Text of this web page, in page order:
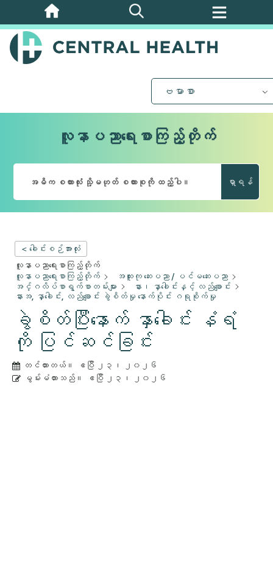
အဓိက
အကြောင်းအရာ
သို့
ဗမာစာ
လူနာပညာရေးစာကြည့်တိုက်
ရှာရန်
< ခေါင်းစဉ်အားလုံး
လူနာပညာရေးစာကြည့်တိုက်
လူနာပညာရေးစာကြည့်တိုက်
အထူးကု ဆေးပညာ / ပင်မဆေးပညာ
အင်္ဂလိပ်စာရွက်စာတမ်းများ
နား၊ နှာခေါင်းနှင့် လည်ချောင်း
နားအ, နှာခေါင်း, လည်ချောင်း ခွဲစိတ်မှု နောက်ပိုင်း ဂရုစိုက်မှု
ခွဲစိတ်ပြီးနောက် နှာခေါင်း နံရံ
ကို ပြင်ဆင်ခြင်း
တင်ထားတယ်။
ဧပြီ ၂၃၊ ၂၀၂၆
မွမ်းမံထားသည်။
ဧပြီ ၂၃၊ ၂၀၂၆